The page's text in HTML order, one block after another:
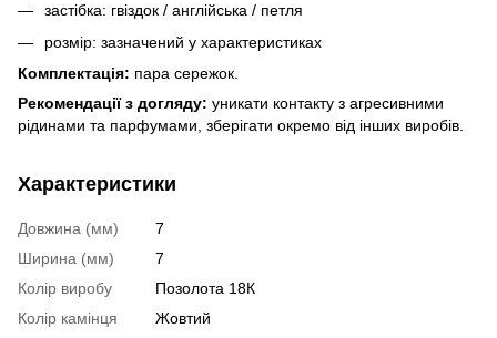
застібка: гвіздок / англійська / петля
розмір: зазначений у характеристиках
Комплектація: пара сережок.
Рекомендації з догляду: уникати контакту з агресивними
рідинами та парфумами, зберігати окремо від інших виробів.
Характеристики
Довжина (мм)
7
Ширина (мм)
7
Колір виробу
Позолота 18К
Колір камінця
Жовтий